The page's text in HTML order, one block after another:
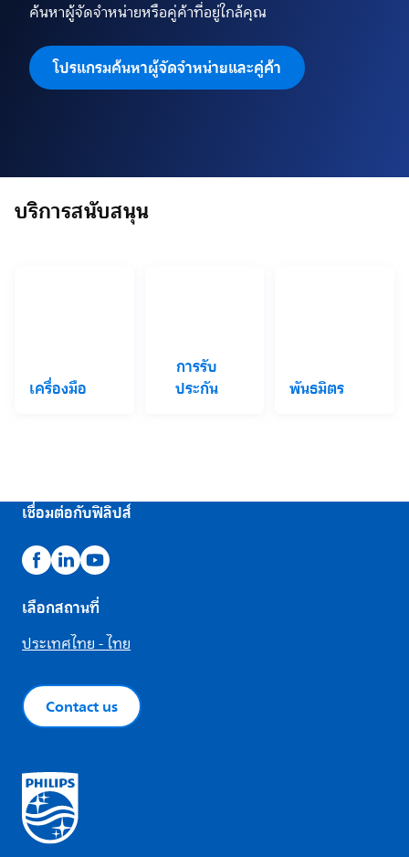
ค้นหาผู้จัดจำหน่ายหรือคู่ค้าที่อยู่ใกล้คุณ
โปรแกรมค้นหาผู้จัดจำหน่ายและคู่ค้า
บริการสนับสนุน
เครื่องมือ
การรับ
ประกัน
พันธมิตร
เชื่อมต่อกับฟิลิปส์
เลือกสถานที่
ประเทศไทย - ไทย
Contact us